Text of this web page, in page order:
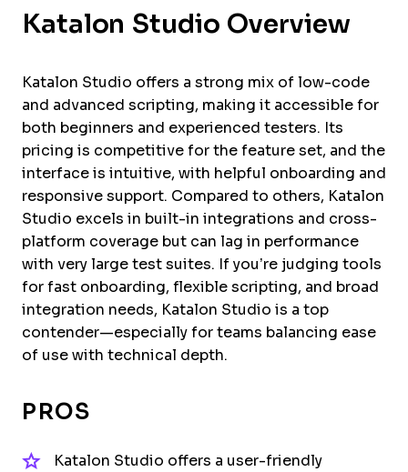
Katalon Studio Overview
Katalon Studio offers a strong mix of low-code
and advanced scripting, making it accessible for
both beginners and experienced testers. Its
pricing is competitive for the feature set, and the
interface is intuitive, with helpful onboarding and
responsive support. Compared to others, Katalon
Studio excels in built-in integrations and cross-
platform coverage but can lag in performance
with very large test suites. If you’re judging tools
for fast onboarding, flexible scripting, and broad
integration needs, Katalon Studio is a top
contender—especially for teams balancing ease
of use with technical depth.
PROS
Katalon Studio offers a user-friendly